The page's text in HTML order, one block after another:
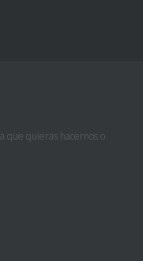
que quieras hacernos o